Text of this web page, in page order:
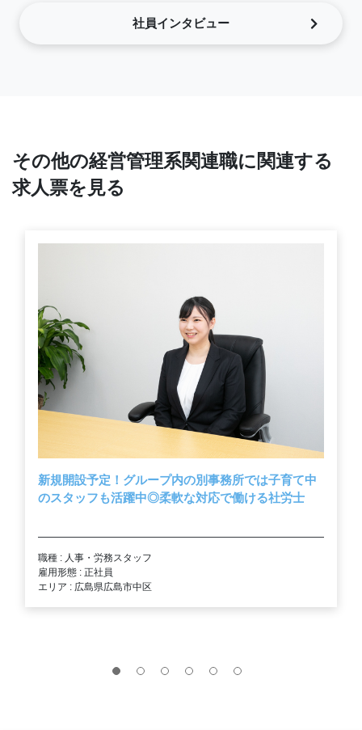
社員インタビュー
その他の経営管理系関連職に関連する
求人票を見る
新規開設予定！グループ内の別事務所では子育て中
のスタッフも活躍中◎柔軟な対応で働ける社労士
職種 : 人事・労務スタッフ
雇用形態 : 正社員
エリア : 広島県広島市中区